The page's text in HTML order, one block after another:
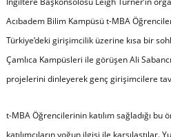
Acıbadem Bilim Kampüsü t-MBA
Türkiye’deki girişimcilik üzerine kısa bir
Çamlıca Kampüsleri ile görüşen Ali
projelerini dinleyerek genç girişimcilere
t-MBA Öğrencilerinin katılım sağladığı
katılımcıların yoğun ilgisi ile karşılaştılar.